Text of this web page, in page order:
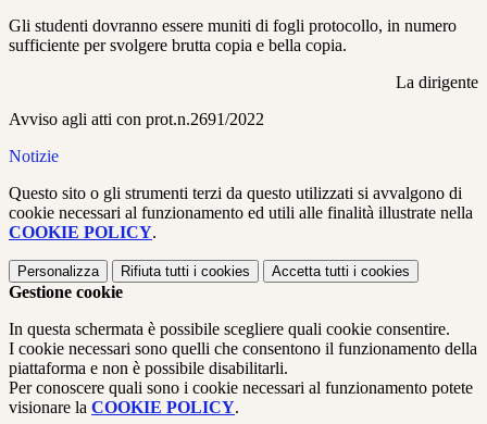
Gli studenti dovranno essere muniti di fogli protocollo, in numero
sufficiente per svolgere brutta copia e bella copia.
La dirigente
Avviso agli atti con prot.n.2691/2022
Notizie
Questo sito o gli strumenti terzi da questo utilizzati si avvalgono di
cookie necessari al funzionamento ed utili alle finalità illustrate nella
COOKIE POLICY.
Personalizza Rifiuta tutti i cookies Accetta tutti i cookies
Gestione cookie
In questa schermata è possibile scegliere quali cookie consentire.
I cookie necessari sono quelli che consentono il funzionamento della
piattaforma e non è possibile disabilitarli.
Per conoscere quali sono i cookie necessari al funzionamento potete
visionare la COOKIE POLICY.